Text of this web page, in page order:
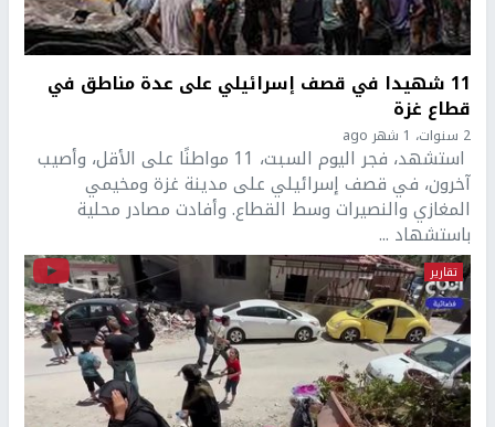
11 شهيدا في قصف إسرائيلي على عدة مناطق في
قطاع غزة
2 سنوات، 1 شهر ago
استشهد، فجر اليوم السبت، 11 مواطنًا على الأقل، وأصيب
آخرون، في قصف إسرائيلي على مدينة غزة ومخيمي
المغازي والنصيرات وسط القطاع. وأفادت مصادر محلية
باستشهاد ...
تقارير